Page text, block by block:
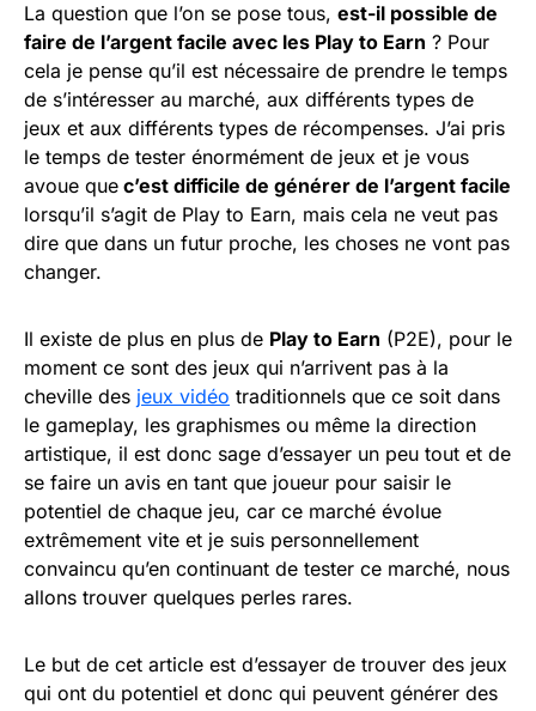
La question que l’on se pose tous, est-il possible de
faire de l’argent facile avec les Play to Earn ? Pour
cela je pense qu’il est nécessaire de prendre le temps
de s’intéresser au marché, aux différents types de
jeux et aux différents types de récompenses. J’ai pris
le temps de tester énormément de jeux et je vous
avoue que c’est difficile de générer de l’argent facile
lorsqu’il s’agit de Play to Earn, mais cela ne veut pas
dire que dans un futur proche, les choses ne vont pas
changer.
Il existe de plus en plus de Play to Earn (P2E), pour le
moment ce sont des jeux qui n’arrivent pas à la
cheville des jeux vidéo traditionnels que ce soit dans
le gameplay, les graphismes ou même la direction
artistique, il est donc sage d’essayer un peu tout et de
se faire un avis en tant que joueur pour saisir le
potentiel de chaque jeu, car ce marché évolue
extrêmement vite et je suis personnellement
convaincu qu’en continuant de tester ce marché, nous
allons trouver quelques perles rares.
Le but de cet article est d’essayer de trouver des jeux
qui ont du potentiel et donc qui peuvent générer des